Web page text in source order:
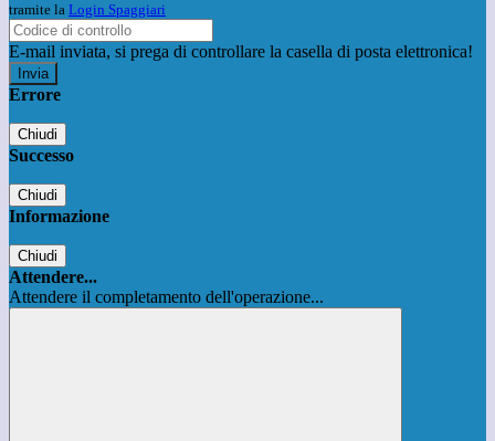
tramite la Login Spaggiari
E-mail inviata, si prega di controllare la casella di posta elettronica!
Errore
Chiudi
Successo
Chiudi
Informazione
Chiudi
Attendere...
Attendere il completamento dell'operazione...